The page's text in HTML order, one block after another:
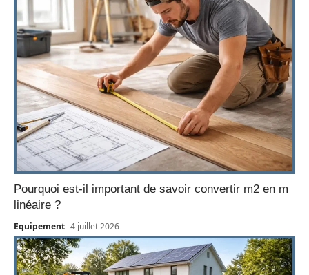
Pourquoi est-il important de savoir convertir m2 en m
linéaire ?
Equipement 4 juillet 2026